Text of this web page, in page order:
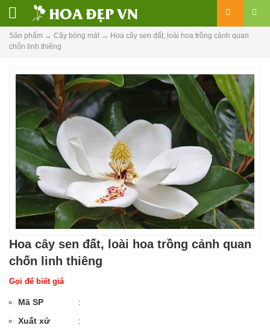
Sản phẩm → Cây bóng mát → Hoa cây sen đất, loài hoa trồng cảnh quan
chốn linh thiêng
Hoa cây sen đất, loài hoa trồng cảnh quan
chốn linh thiêng
Gọi để biết giá
Mã SP
:
Xuất xứ
: